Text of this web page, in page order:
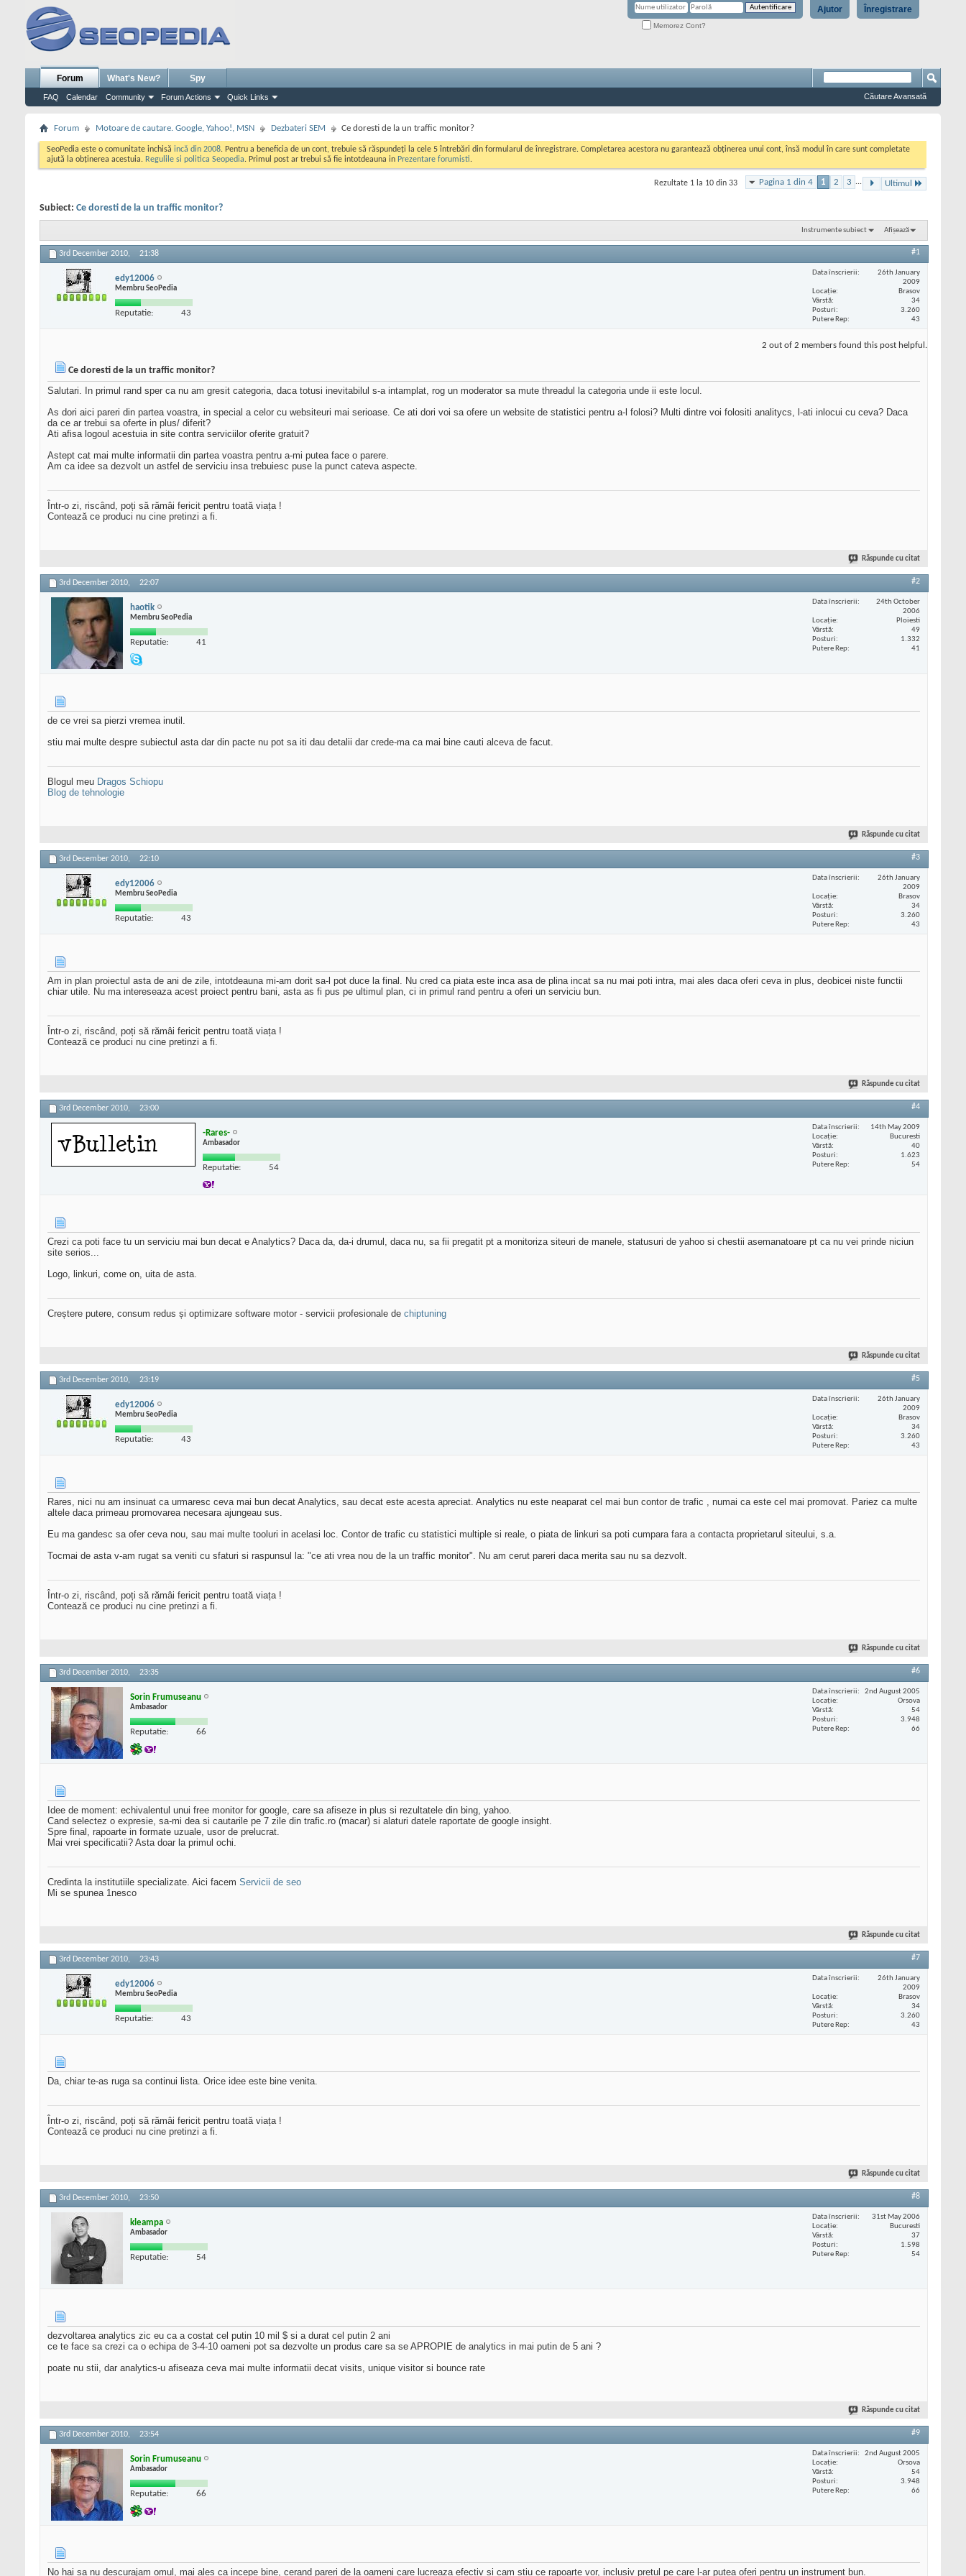
Înregistrare
Ajutor
Memorez Cont?
Forum
FAQ Calendar Community Forum Actions Quick Links
What's New? Spy
Căutare Avansată
Forum Motoare de cautare. Google, Yahoo!, MSN Dezbateri SEM Ce doresti de la un traffic monitor?
SeoPedia este o comunitate inchisă incă din 2008. Pentru a beneficia de un cont, trebuie să răspundeți la cele 5 întrebări din formularul de înregistrare. Completarea acestora nu garantează obținerea unui cont, însă modul în care sunt completate
ajută la obținerea acestuia. Regulile si politica Seopedia. Primul post ar trebui să fie intotdeauna in Prezentare forumisti.
Pagina 1 din 4 1 2 3 ... Ultimul
Rezultate 1 la 10 din 33
Subiect: Ce doresti de la un traffic monitor?
Instrumente subiect Afișează
3rd December 2010, 21:38 #1
edy12006
Membru SeoPedia
Reputatie: 43
Data înscrierii
26th January
2009
Locaţie
Brasov
Vârstă
34
Posturi
3.260
Putere Rep
43
2 out of 2 members found this post helpful.
Ce doresti de la un traffic monitor?
Salutari. In primul rand sper ca nu am gresit categoria, daca totusi inevitabilul s-a intamplat, rog un moderator sa mute threadul la categoria unde ii este locul.
As dori aici pareri din partea voastra, in special a celor cu websiteuri mai serioase. Ce ati dori voi sa ofere un website de statistici pentru a-l folosi? Multi dintre voi folositi analitycs, l-ati inlocui cu ceva? Daca
da ce ar trebui sa oferte in plus/ diferit?
Ati afisa logoul acestuia in site contra serviciilor oferite gratuit?
Astept cat mai multe informatii din partea voastra pentru a-mi putea face o parere.
Am ca idee sa dezvolt un astfel de serviciu insa trebuiesc puse la punct cateva aspecte.
Într-o zi, riscând, poți să rămâi fericit pentru toată viața !
Contează ce produci nu cine pretinzi a fi.
Răspunde cu citat
3rd December 2010, 22:07 #2
haotik
Membru SeoPedia
Reputatie: 41
Data înscrierii
24th October
2006
Locaţie
Ploiesti
Vârstă
49
Posturi
1.332
Putere Rep
41
de ce vrei sa pierzi vremea inutil.
stiu mai multe despre subiectul asta dar din pacte nu pot sa iti dau detalii dar crede-ma ca mai bine cauti alceva de facut.
Blogul meu Dragos Schiopu
Blog de tehnologie
Răspunde cu citat
3rd December 2010, 22:10 #3
edy12006
Membru SeoPedia
Reputatie: 43
Data înscrierii
26th January
2009
Locaţie
Brasov
Vârstă
34
Posturi
3.260
Putere Rep
43
Am in plan proiectul asta de ani de zile, intotdeauna mi-am dorit sa-l pot duce la final. Nu cred ca piata este inca asa de plina incat sa nu mai poti intra, mai ales daca oferi ceva in plus, deobicei niste functii
chiar utile. Nu ma intereseaza acest proiect pentru bani, asta as fi pus pe ultimul plan, ci in primul rand pentru a oferi un serviciu bun.
Într-o zi, riscând, poți să rămâi fericit pentru toată viața !
Contează ce produci nu cine pretinzi a fi.
Răspunde cu citat
3rd December 2010, 23:00 #4
-Rares-
Ambasador
Reputatie: 54
Data înscrierii
14th May 2009
Locaţie
Bucuresti
Vârstă
40
Posturi
1.623
Putere Rep
54
Crezi ca poti face tu un serviciu mai bun decat e Analytics? Daca da, da-i drumul, daca nu, sa fii pregatit pt a monitoriza siteuri de manele, statusuri de yahoo si chestii asemanatoare pt ca nu vei prinde niciun
site serios...
Logo, linkuri, come on, uita de asta.
Creștere putere, consum redus și optimizare software motor - servicii profesionale de chiptuning
Răspunde cu citat
3rd December 2010, 23:19 #5
edy12006
Membru SeoPedia
Reputatie: 43
Data înscrierii
26th January
2009
Locaţie
Brasov
Vârstă
34
Posturi
3.260
Putere Rep
43
Rares, nici nu am insinuat ca urmaresc ceva mai bun decat Analytics, sau decat este acesta apreciat. Analytics nu este neaparat cel mai bun contor de trafic , numai ca este cel mai promovat. Pariez ca multe
altele daca primeau promovarea necesara ajungeau sus.
Eu ma gandesc sa ofer ceva nou, sau mai multe tooluri in acelasi loc. Contor de trafic cu statistici multiple si reale, o piata de linkuri sa poti cumpara fara a contacta proprietarul siteului, s.a.
Tocmai de asta v-am rugat sa veniti cu sfaturi si raspunsul la: "ce ati vrea nou de la un traffic monitor". Nu am cerut pareri daca merita sau nu sa dezvolt.
Într-o zi, riscând, poți să rămâi fericit pentru toată viața !
Contează ce produci nu cine pretinzi a fi.
Răspunde cu citat
3rd December 2010, 23:35 #6
Sorin Frumuseanu
Ambasador
Reputatie: 66
Data înscrierii
2nd August 2005
Locaţie
Orsova
Vârstă
54
Posturi
3.948
Putere Rep
66
Idee de moment: echivalentul unui free monitor for google, care sa afiseze in plus si rezultatele din bing, yahoo.
Cand selectez o expresie, sa-mi dea si cautarile pe 7 zile din trafic.ro (macar) si alaturi datele raportate de google insight.
Spre final, rapoarte in formate uzuale, usor de prelucrat.
Mai vrei specificatii? Asta doar la primul ochi.
Credinta la institutiile specializate. Aici facem Servicii de seo
Mi se spunea 1nesco
Răspunde cu citat
3rd December 2010, 23:43 #7
edy12006
Membru SeoPedia
Reputatie: 43
Data înscrierii
26th January
2009
Locaţie
Brasov
Vârstă
34
Posturi
3.260
Putere Rep
43
Da, chiar te-as ruga sa continui lista. Orice idee este bine venita.
Într-o zi, riscând, poți să rămâi fericit pentru toată viața !
Contează ce produci nu cine pretinzi a fi.
Răspunde cu citat
3rd December 2010, 23:50 #8
kleampa
Ambasador
Reputatie: 54
Data înscrierii
31st May 2006
Locaţie
Bucuresti
Vârstă
37
Posturi
1.598
Putere Rep
54
dezvoltarea analytics zic eu ca a costat cel putin 10 mil $ si a durat cel putin 2 ani
ce te face sa crezi ca o echipa de 3-4-10 oameni pot sa dezvolte un produs care sa se APROPIE de analytics in mai putin de 5 ani ?
poate nu stii, dar analytics-u afiseaza ceva mai multe informatii decat visits, unique visitor si bounce rate
Răspunde cu citat
3rd December 2010, 23:54 #9
Sorin Frumuseanu
Ambasador
Reputatie: 66
Data înscrierii
2nd August 2005
Locaţie
Orsova
Vârstă
54
Posturi
3.948
Putere Rep
66
No hai sa nu descurajam omul, mai ales ca incepe bine, cerand pareri de la oameni care lucreaza efectiv si cam stiu ce rapoarte vor, inclusiv pretul pe care l-ar putea oferi pentru un instrument bun.